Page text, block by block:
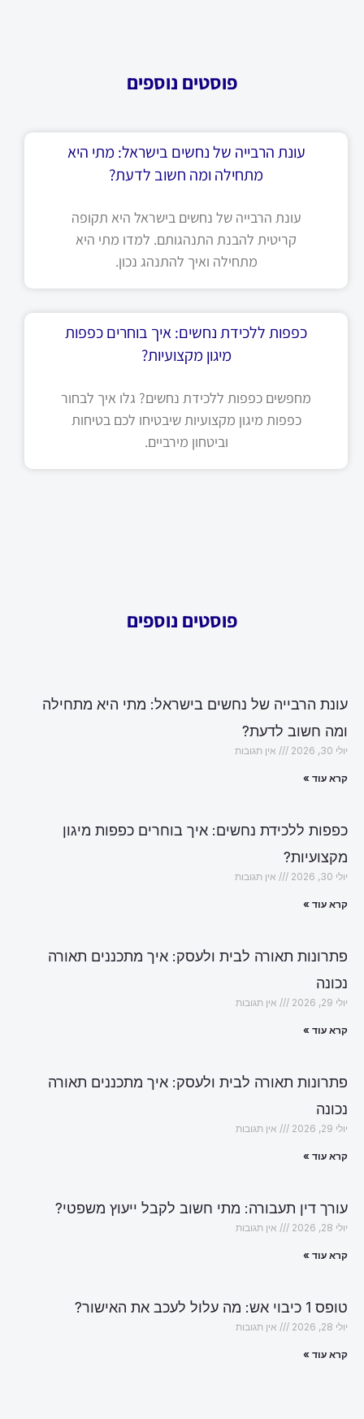
פוסטים נוספים
עונת הרבייה של נחשים בישראל: מתי היא
מתחילה ומה חשוב לדעת?
עונת הרבייה של נחשים בישראל היא תקופה
קריטית להבנת התנהגותם. למדו מתי היא
מתחילה ואיך להתנהג נכון.
כפפות ללכידת נחשים: איך בוחרים כפפות
מיגון מקצועיות?
מחפשים כפפות ללכידת נחשים? גלו איך לבחור
כפפות מיגון מקצועיות שיבטיחו לכם בטיחות
וביטחון מירביים.
פוסטים נוספים
עונת הרבייה של נחשים בישראל: מתי היא מתחילה
ומה חשוב לדעת?
יולי 30, 2026 אין תגובות
קרא עוד »
כפפות ללכידת נחשים: איך בוחרים כפפות מיגון
מקצועיות?
יולי 30, 2026 אין תגובות
קרא עוד »
פתרונות תאורה לבית ולעסק: איך מתכננים תאורה
נכונה
יולי 29, 2026 אין תגובות
קרא עוד »
פתרונות תאורה לבית ולעסק: איך מתכננים תאורה
נכונה
יולי 29, 2026 אין תגובות
קרא עוד »
עורך דין תעבורה: מתי חשוב לקבל ייעוץ משפטי?
יולי 28, 2026 אין תגובות
קרא עוד »
טופס 1 כיבוי אש: מה עלול לעכב את האישור?
יולי 28, 2026 אין תגובות
קרא עוד »